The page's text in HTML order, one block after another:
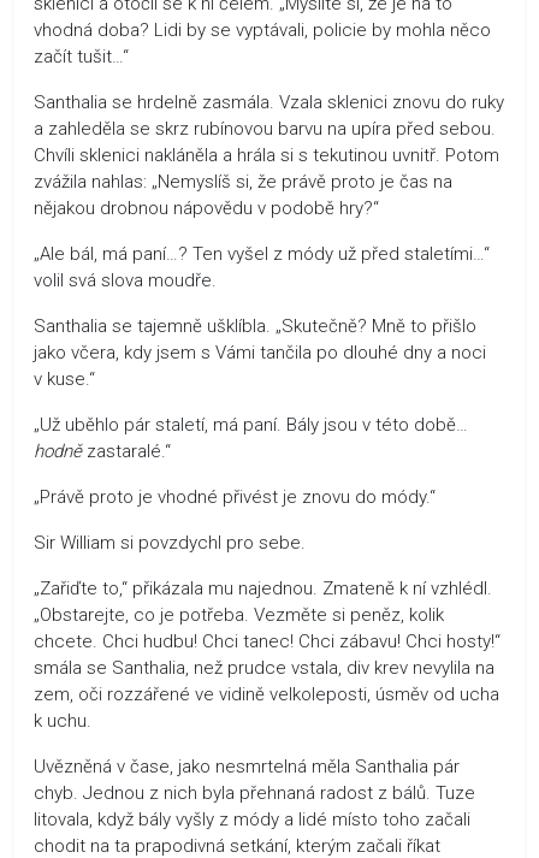
vhodná doba? Lidi by se vyptávali, policie by mohla něco
začít tušit…“
Santhalia se hrdelně zasmála. Vzala sklenici znovu do ruky
a zahleděla se skrz rubínovou barvu na upíra před sebou.
Chvíli sklenici nakláněla a hrála si s tekutinou uvnitř. Potom
zvážila nahlas: „Nemyslíš si, že právě proto je čas na
nějakou drobnou nápovědu v podobě hry?“
„Ale bál, má paní…? Ten vyšel z módy už před staletími…“
volil svá slova moudře.
Santhalia se tajemně ušklíbla. „Skutečně? Mně to přišlo
jako včera, kdy jsem s Vámi tančila po dlouhé dny a noci
v kuse.“
„Už uběhlo pár staletí, má paní. Bály jsou v této době…
hodnězastaralé.“
„Právě proto je vhodné přivést je znovu do módy.“
Sir William si povzdychl pro sebe.
„Zařiďte to,“ přikázala mu najednou. Zmateně k ní vzhlédl.
„Obstarejte, co je potřeba. Vezměte si peněz, kolik
chcete. Chci hudbu! Chci tanec! Chci zábavu! Chci hosty!“
smála se Santhalia, než prudce vstala, div krev nevylila na
zem, oči rozzářené ve vidině velkoleposti, úsměv od ucha
k uchu.
Uvězněná v čase, jako nesmrtelná měla Santhalia pár
chyb. Jednou z nich byla přehnaná radost z bálů. Tuze
litovala, když bály vyšly z módy a lidé místo toho začali
chodit na ta prapodivná setkání, kterým začali říkat